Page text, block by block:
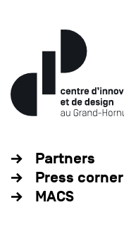
Partners
Press corner
MACS